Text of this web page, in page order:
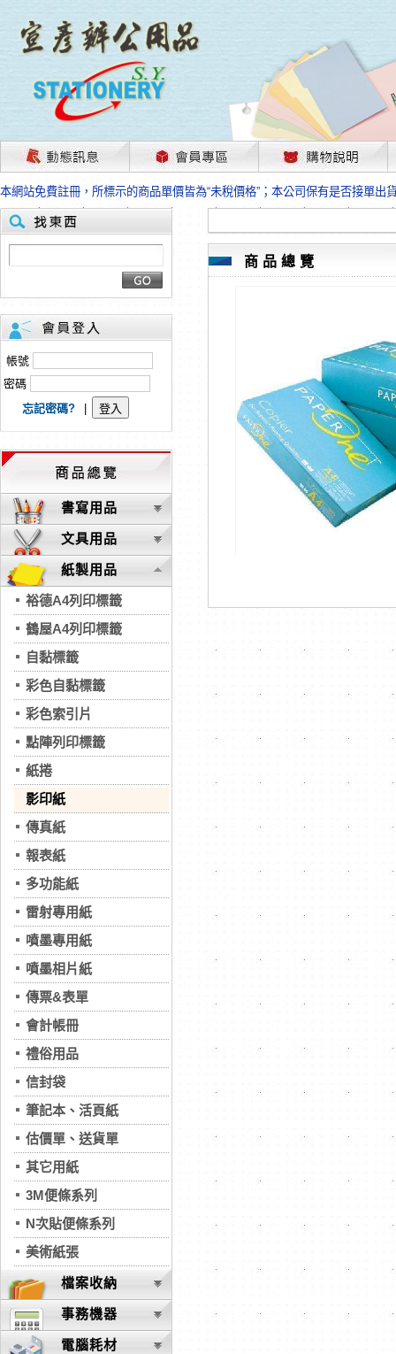
茲因國際情勢變化石油及塑化原物料波動漲幅甚大，部份上游供應商已採取
本網站免費註冊，所標示的商品單價皆為“未稅價格”；本公司保有是否接單出
HP、EPSON、CANON原廠耗材價格浮動，下單前請先跟客服人員確認最新
本網站免費註冊，所標示的商品單價皆為“未稅價格”；本公司保有是否接單出
匯款客戶請注意！因商品繁複來不及發現短缺，遂待客服人員跟您確認訂單
本網站免費註冊，所標示的商品單價皆為“未稅價格”；本公司保有是否接單出
茲因國際情勢變化石油及塑化原物料波動漲幅甚大，部份上游供應商已採取
本網站免費註冊，所標示的商品單價皆為“未稅價格”；本公司保有是否接單出
HP、EPSON、CANON原廠耗材價格浮動，下單前請先跟客服人員確認最新
本網站免費註冊，所標示的商品單價皆為“未稅價格”；本公司保有是否接單出
匯款客戶請注意！因商品繁複來不及發現短缺，遂待客服人員跟您確認訂單
本網站免費註冊，所標示的商品單價皆為“未稅價格”；本公司保有是否接單出
帳號
密碼
忘記密碼?
書寫用品
文具用品
紙製用品
裕德A4列印標籤
鶴屋A4列印標籤
自黏標籤
彩色自黏標籤
彩色索引片
點陣列印標籤
紙捲
影印紙
傳真紙
報表紙
多功能紙
雷射專用紙
噴墨專用紙
噴墨相片紙
傳票&表單
會計帳冊
禮俗用品
信封袋
筆記本、活頁紙
估價單、送貨單
其它用紙
3M便條系列
N次貼便條系列
美術紙張
檔案收納
事務機器
電腦耗材
商品總覽